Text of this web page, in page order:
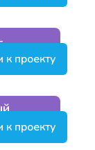
к проекту
к проекту